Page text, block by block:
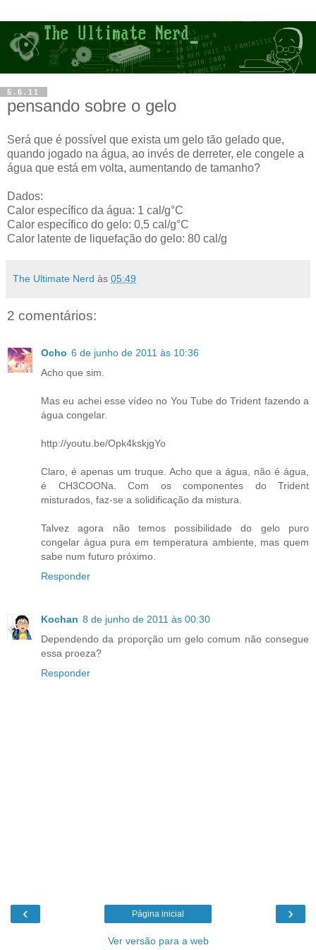
5.6.11
pensando sobre o gelo
Será que é possível que exista um gelo tão gelado que,
quando jogado na água, ao invés de derreter, ele congele a
água que está em volta, aumentando de tamanho?
Dados:
Calor específico da água: 1 cal/g°C
Calor específico do gelo: 0,5 cal/g°C
Calor latente de liquefação do gelo: 80 cal/g
The Ultimate Nerd às 05:49
2 comentários:
Ocho 6 de junho de 2011 às 10:36
Acho que sim.
Mas eu achei esse vídeo no You Tube do Trident fazendo a
água congelar.
http://youtu.be/Opk4kskjgYo
Claro, é apenas um truque. Acho que a água, não é água,
é CH3COONa. Com os componentes do Trident
misturados, faz-se a solidificação da mistura.
Talvez agora não temos possibilidade do gelo puro
congelar água pura em temperatura ambiente, mas quem
sabe num futuro próximo.
Responder
Kochan 8 de junho de 2011 às 00:30
Dependendo da proporção um gelo comum não consegue
essa proeza?
Responder
‹ ›
Página inicial
Ver versão para a web